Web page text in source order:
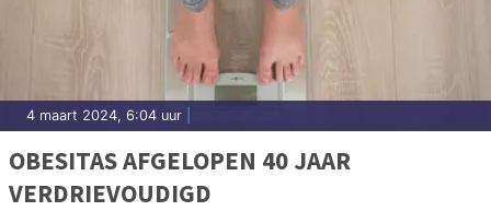
4 maart 2024, 6:04 uur
OBESITAS AFGELOPEN 40 JAAR
VERDRIEVOUDIGD